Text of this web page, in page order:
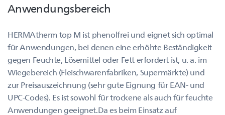
Anwendungsbereich
HERMAtherm top M ist phenolfrei und eignet sich optimal
für Anwendungen, bei denen eine erhöhte Beständigkeit
gegen Feuchte, Lösemittel oder Fett erfordert ist, u. a. im
Wiegebereich (Fleischwarenfabriken, Supermärkte) und
zur Preisauszeichnung (sehr gute Eignung für EAN- und
UPC-Codes). Es ist sowohl für trockene als auch für feuchte
Anwendungen geeignet.Da es beim Einsatz auf